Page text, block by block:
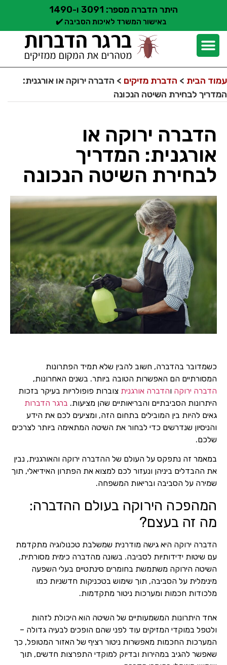
היתר הדברה מספר: 3091 ו-1490
באישור המשרד לאיכות הסביבה ✔️
עמוד הבית > הדברת מזיקים > הדברה ירוקה או אורגנית:
המדריך לבחירת השיטה הנכונה
הדברה ירוקה או
אורגנית: המדריך
לבחירת השיטה הנכונה
כשמדובר בהדברה, חשוב להבין שלא תמיד הפתרונות
המסורתיים הם האפשרות הטובה ביותר. בשנים האחרונות,
הדברה ירוקה והדברה אורגנית צוברות פופולריות בעיקר בזכות
היתרונות הסביבתיים והבריאותיים שהן מציעות. ברגר הדברות
גאים להיות בין המובילים בתחום הזה, ומציעים לכם את הידע
והניסיון שנדרשים כדי לבחור את השיטה המתאימה ביותר לצרכים
שלכם.
במאמר זה נתפקס על העולם של ההדברה ירוקה והאורגנית, נבין
את ההבדלים ביניהן ונעזור לכם למצוא את הפתרון האידיאלי, תוך
שמירה על הסביבה ובריאות המשפחה.
המהפכה הירוקה בעולם ההדברה:
מה זה בעצם?
הדברה ירוקה היא גישה מודרנית שמשלבת טכנולוגיה מתקדמת
עם שיטות ידידותיות לסביבה. בשונה מהדברה כימית מסורתית,
השיטה הירוקה משתמשת בחומרים סינתטיים בעלי השפעה
מינימלית על הסביבה, תוך שימוש בטכניקות חדשניות כמו
מלכודות חכמות ומערכות ניטור מתקדמות.
אחד היתרונות המשמעותיים של השיטה הוא היכולת לזהות
ולטפל במוקדי המזיקים עוד לפני שהם הופכים לבעיה גדולה –
המערכות החכמות מאפשרות ניטור רציף של האזור המטופל, כך
שאפשר להגיב במהירות ובדיוק למוקדי התפרצות חדשים, תוך